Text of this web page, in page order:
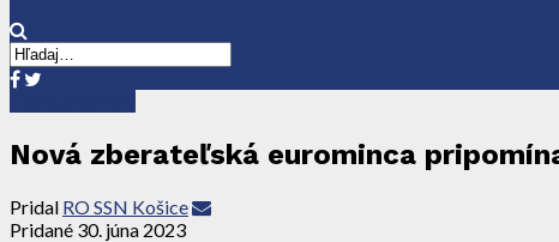
Nová zberateľská eurominca
Pridal RO SSN Košice
Pridané 30. júna 2023